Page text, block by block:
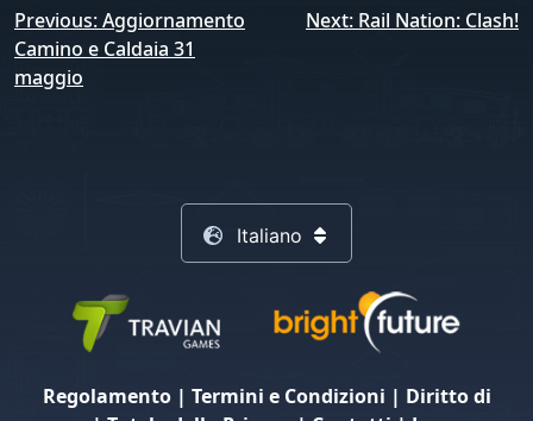
Navigazione
articoli
Previous:Aggiornamento
Camino e Caldaia 31
maggio
Next: Rail Nation: Clash!
Italiano
Regolamento| Termini e Condizioni | Diritto di